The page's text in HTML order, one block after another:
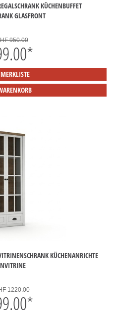
KÜCHENBUFFET
GLASFRONT
950.00
*
KÜCHENANRICHTE
1220.00
*